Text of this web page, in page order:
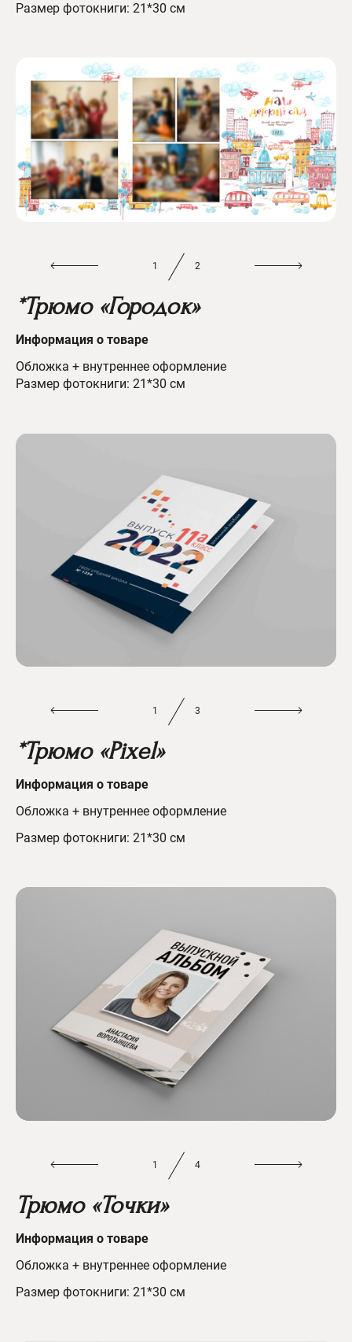
Размер фотокниги: 21*30 см
1 2
*Трюмо «Городок»
Информация о товаре
Обложка + внутреннее оформление
Размер фотокниги: 21*30 см
1 3
*Трюмо «Pixel»
Информация о товаре
Обложка + внутреннее оформление
Размер фотокниги: 21*30 см
1 4
Трюмо «Точки»
Информация о товаре
Обложка + внутреннее оформление
Размер фотокниги: 21*30 см